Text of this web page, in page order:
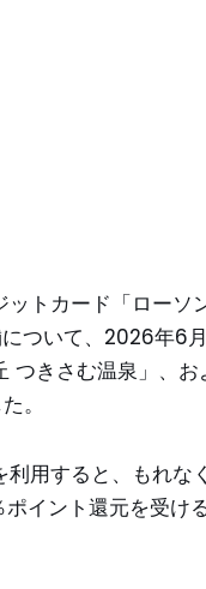
ットカード「ロー
ついて、2026年6
つきさむ温泉」、
。
用すると、もれな
イント還元を受